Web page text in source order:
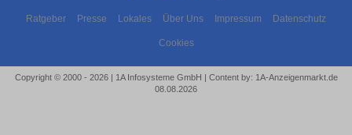
Ratgeber Presse Lokales Über Uns Impressum Datenschutz
Cookies
Copyright © 2000 - 2026 | 1A Infosysteme GmbH | Content by: 1A-Anzeigenmarkt.de
08.08.2026